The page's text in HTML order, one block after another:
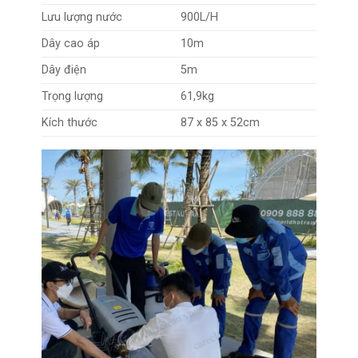
Lưu lượng nước
900L/H
Dây cao áp
10m
Dây điện
5m
Trọng lượng
61,9kg
Kích thước
87 x 85 x 52cm